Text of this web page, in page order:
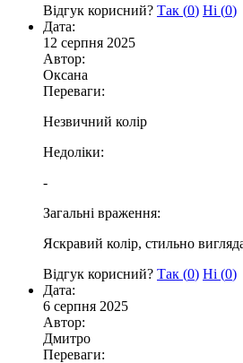
Відгук корисний? Так (0) Ні (0)
Дата:
12 серпня 2025
Автор:
Оксана
Переваги:
Незвичний колір
Недоліки:
-
Загальні враження:
Яскравий колір, стильно
Відгук корисний? Так (0) Ні (0)
Дата:
6 серпня 2025
Автор:
Дмитро
Переваги: